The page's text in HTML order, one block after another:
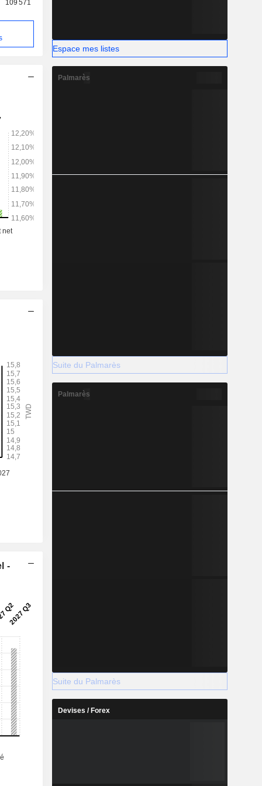
109 571
-
Espace mes listes
Palmarès
Suite du Palmarès
Palmarès
Suite du Palmarès
Devises / Forex